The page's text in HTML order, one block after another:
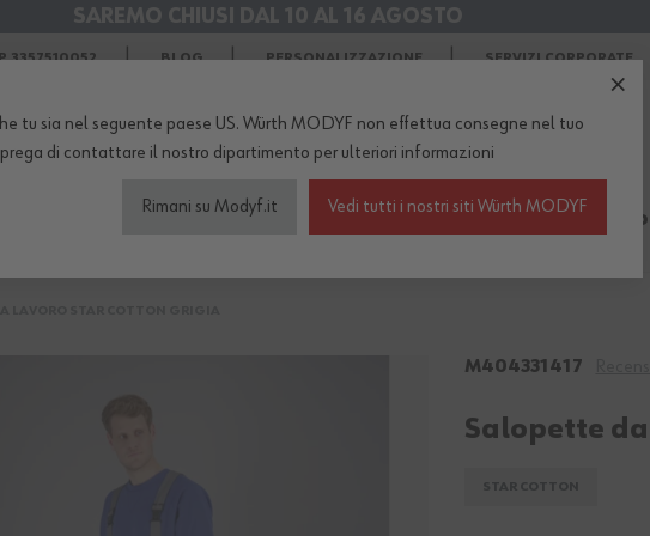
SPEDIZIONI GRATISin Agosto
SAREMO CHIUSI DAL 10 AL 16 AGOSTO
3357510052 BLOG PERSONALIZZAZIONE SERVIZI CORPORATE
DEL NEGOZIO...
da lavoro Scarpe antinfortunistiche
M404331417
Salopette
tu sia nel seguente paese US. Würth MODYF non effettua consegne nel tuo
di contattare il nostro dipartimento per ulteriori informazioni
Rimani su Modyf.it Vedi tutti i nostri siti Würth MODYF